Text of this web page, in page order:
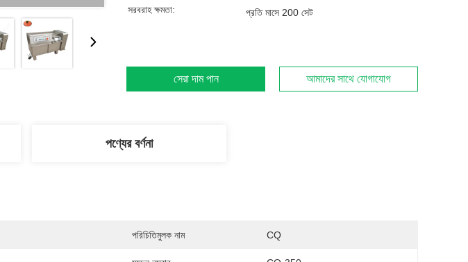
সরবরাহ ক্ষমতা: প্রতি মাসে 200 সেট
সেরা দাম পান আমাদের সাথে যোগাযোগ
পণ্যের বর্ণনা
পরিচিতিমুলক নাম CQ